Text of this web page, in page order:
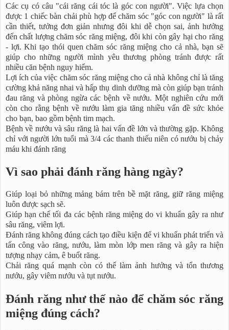
Các cụ có câu "cái răng cái tóc là góc con người". Việc lựa chọn
được 1 chiếc bàn chải phù hợp để chăm sóc "góc con người" là rất
cần thiết, tưởng đơn giản nhưng đôi khi dễ chọn sai, ảnh hưởng
đến chất lượng chăm sóc răng miệng, đôi khi còn gây hại cho răng
- lợi. Khi tạo thói quen chăm sóc răng miệng cho cả nhà, bạn sẽ
giúp cho những người mình yêu thương phòng tránh được rất
nhiều căn bệnh nguy hiểm.
Lợi ích của việc chăm sóc răng miệng cho cả nhà không chỉ là tăng
cường khả năng nhai và hấp thụ dinh dưỡng mà còn giúp bạn tránh
đau răng và phòng ngừa các bệnh về nướu. Một nghiên cứu mới
còn cho rằng bệnh về nướu làm gia tăng nhiều vấn đề sức khỏe
cho bạn, bao gồm bệnh tim mạch.
Bệnh về nướu và sâu răng là hai vấn đề lớn và thường gặp. Không
chỉ với người lớn tuổi mà 3/4 các thanh thiếu niên có nướu bị chảy
máu khi đánh răng
Vì sao phải đánh răng hàng ngày?
Giúp loại bỏ những mảng bám trên bề mặt răng, giữ răng miệng
luôn được sạch sẽ.
Giúp hạn chế tối đa các bệnh răng miệng do vi khuẩn gây ra như
sâu răng, viêm lợi.
Đánh răng không đúng cách tạo điều kiện để vi khuẩn phát triển và
tấn công vào răng, nướu, làm mòn lớp men răng và gây ra hiện
tượng nhạy cảm, ê buốt răng.
Chải răng quá mạnh còn có thể làm ảnh hưởng và tổn thương
nướu, gây viêm nướu và tụt nướu.
Đánh răng như thế nào để chăm sóc răng
miệng đúng cách?